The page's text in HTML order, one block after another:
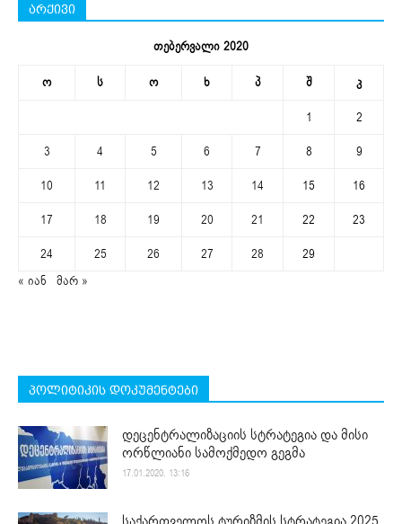
არქივი
თებერვალი 2020
ო ს ო ხ პ შ კ
1
2
3
4 5 6 7 8
9
10
11 12 13 14 15
16
17
18 19 20 21 22
23
24
25 26 27 28
29
« იან
მარ »
პოლიტიკის დოკუმენტები
დეცენტრალიზაციის სტრატეგია და მისი
ორწლიანი სამოქმედო გეგმა
17.01.2020. 13:16